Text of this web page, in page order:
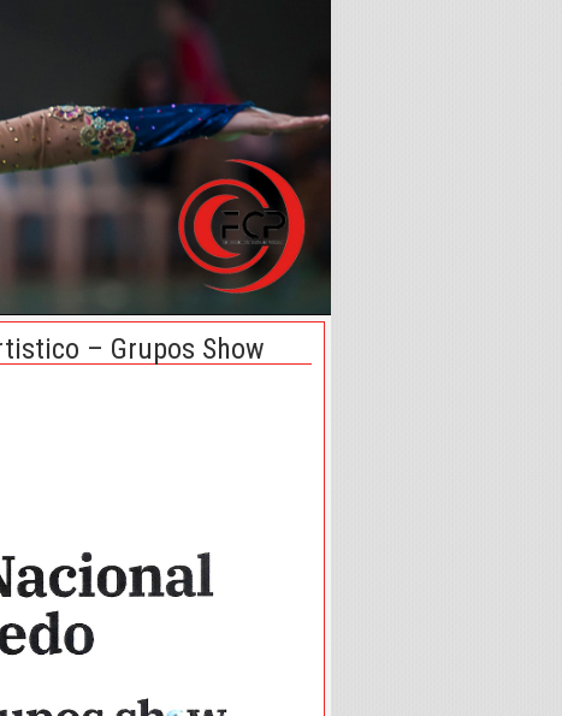
– Grupos Show